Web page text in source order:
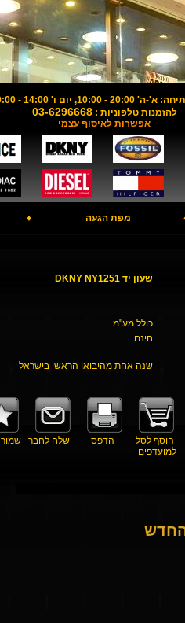
- 10:00, יום ו' 14:00 - 10:00
להזמנות טלפוניות :03-6296668
אפשרות לאיסוף עצמי
מפת הגעה ♦
שעון יד DKNY NY1251
כולל מע"מ
חינם
שנה אחת מהיבואן הראשי בישראל
הוסף לסל
הדפס שלח לחבר שמור
למועדפים